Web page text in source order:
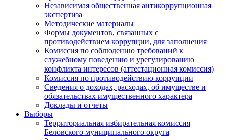
Независимая общественная антикоррупционная
экспертиза
Методические материалы
Формы документов, связанных с
противодействием коррупции, для заполнения
Комиссия по соблюдению требований к
служебному поведению и урегулированию
конфликта интересов (аттестационная комиссия)
Комиссия по противодействию коррупции
Сведения о доходах, расходах, об имуществе и
обязательствах имущественного характера
Доклады и отчеты
Выборы
Территориальная избирательная комиссия
Беловского муниципального округа